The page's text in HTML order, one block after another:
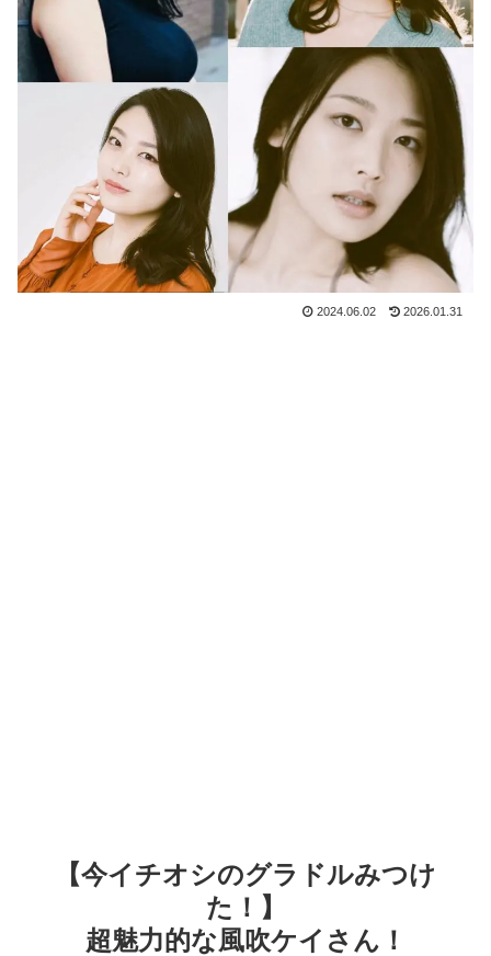
2024.06.02 2026.01.31
【今イチオシのグラドルみつけ
た！】
超魅力的な風吹ケイさん！